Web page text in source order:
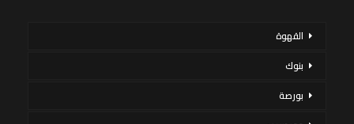
القهوة
بنوك
بورصة